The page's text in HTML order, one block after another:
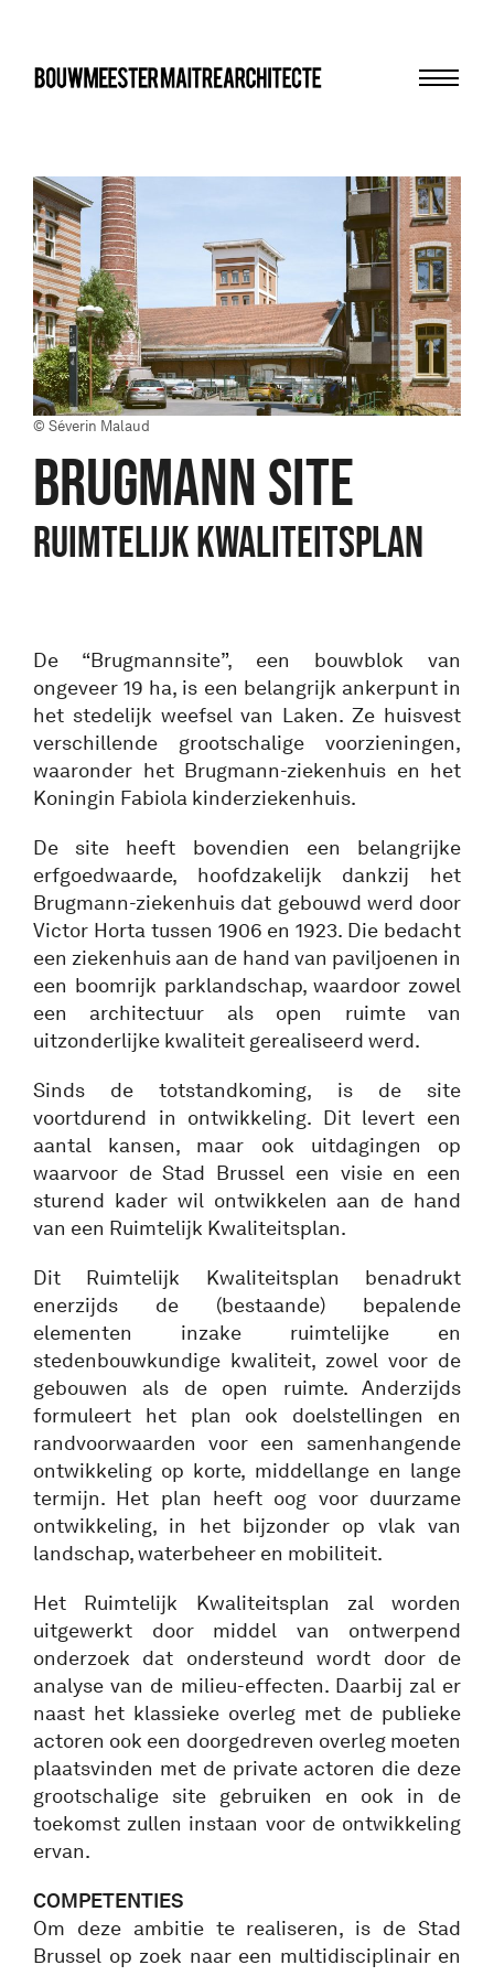
bma
© Séverin Malaud
BRUGMANN SITE
RUIMTELIJK KWALITEITSPLAN
De “Brugmannsite”, een bouwblok van
ongeveer 19 ha, is een belangrijk ankerpunt in
het stedelijk weefsel van Laken. Ze huisvest
verschillende grootschalige voorzieningen,
waaronder het Brugmann-ziekenhuis en het
Koningin Fabiola kinderziekenhuis.
De site heeft bovendien een belangrijke
erfgoedwaarde, hoofdzakelijk dankzij het
Brugmann-ziekenhuis dat gebouwd werd door
Victor Horta tussen 1906 en 1923. Die bedacht
een ziekenhuis aan de hand van paviljoenen in
een boomrijk parklandschap, waardoor zowel
een architectuur als open ruimte van
uitzonderlijke kwaliteit gerealiseerd werd.
Sinds de totstandkoming, is de site
voortdurend in ontwikkeling. Dit levert een
aantal kansen, maar ook uitdagingen op
waarvoor de Stad Brussel een visie en een
sturend kader wil ontwikkelen aan de hand
van een Ruimtelijk Kwaliteitsplan.
Dit Ruimtelijk Kwaliteitsplan benadrukt
enerzijds de (bestaande) bepalende
elementen inzake ruimtelijke en
stedenbouwkundige kwaliteit, zowel voor de
gebouwen als de open ruimte. Anderzijds
formuleert het plan ook doelstellingen en
randvoorwaarden voor een samenhangende
ontwikkeling op korte, middellange en lange
termijn. Het plan heeft oog voor duurzame
ontwikkeling, in het bijzonder op vlak van
landschap, waterbeheer en mobiliteit.
Het Ruimtelijk Kwaliteitsplan zal worden
uitgewerkt door middel van ontwerpend
onderzoek dat ondersteund wordt door de
analyse van de milieu-effecten. Daarbij zal er
naast het klassieke overleg met de publieke
actoren ook een doorgedreven overleg moeten
plaatsvinden met de private actoren die deze
grootschalige site gebruiken en ook in de
toekomst zullen instaan voor de ontwikkeling
ervan.
COMPETENTIES
Om deze ambitie te realiseren, is de Stad
Brussel op zoek naar een multidisciplinair en